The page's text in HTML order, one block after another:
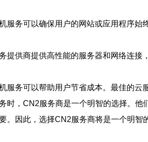
服务可以确保用户的网站或应用程序始
提供商提供高性能的服务器和网络连接
服务可以帮助用户节省成本。最佳的云
时，CN2服务商是一个明智的选择。
。因此，选择CN2服务商将是一个明智